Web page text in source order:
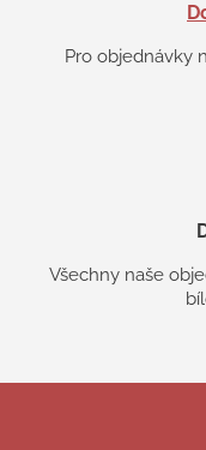
Pro objednávky
Všechny naše